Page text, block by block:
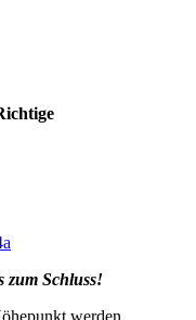
zum Schluss!